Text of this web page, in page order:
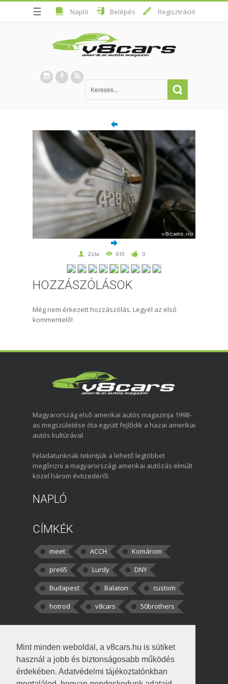
Mint minden weboldal, a v8cars.hu is sütiket
használ a jobb és biztonságosabb működés
érdekében. Adatvédelmi tájékoztatónkban
☰ Napló Belépés Regisztráció
Zola 610 0
HOZZÁSZÓLÁSOK
Még nem érkezett hozzászólás. Legyél az első
kommentelő!
Magyarország első amerikai autós magazinja 1998-
as megszületése óta együtt fejlődik a hazai amerikai
autós kultúrával.
Feladatunknak tekintjük a lehető legtöbbet
megőrizni a magyarországi amerikai autózás elmúlt
közel három évtizedéről.
NAPLÓ
CÍMKÉK
meet ACCH
Komárom
pre65
Lurdy
DNY
Budapest
Balaton
custom
hotrod
v8cars 50brothers
kortisz:Elszúrtam! Én csak két
darabbaal számoltam. Nem tudtam, hogy fél autót,